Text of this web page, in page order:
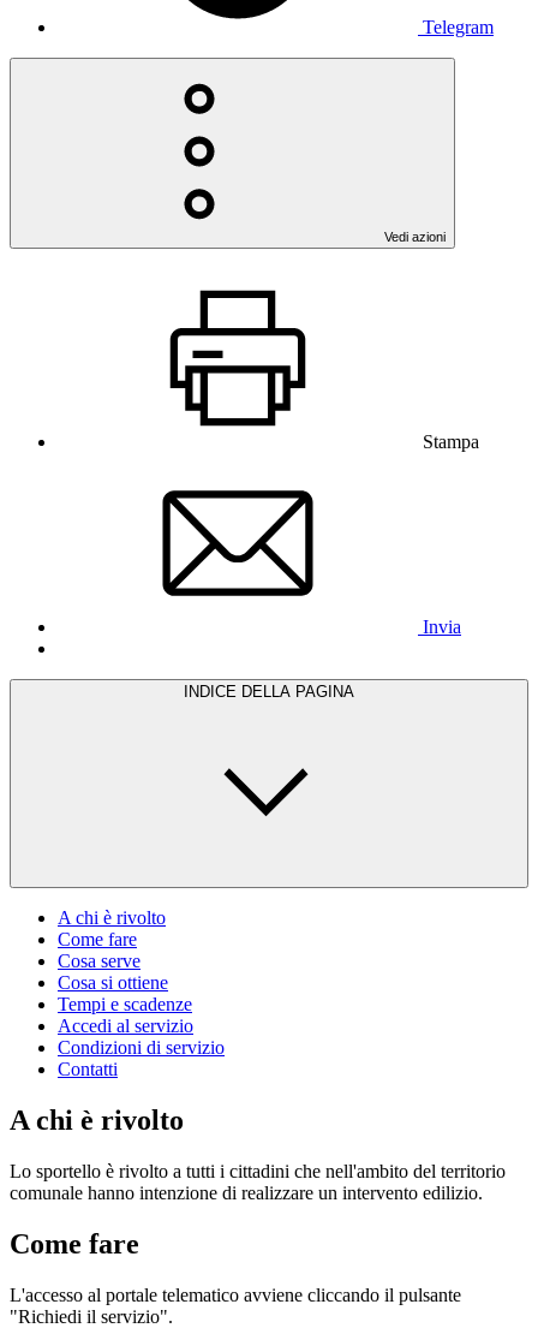
Telegram
Vedi azioni
Stampa
Invia
INDICE DELLA PAGINA
A chi è rivolto
Come fare
Cosa serve
Cosa si ottiene
Tempi e scadenze
Accedi al servizio
Condizioni di servizio
Contatti
A chi è rivolto
Lo sportello è rivolto a tutti i cittadini che nell'ambito del territorio
comunale hanno intenzione di realizzare un intervento edilizio.
Come fare
L'accesso al portale telematico avviene cliccando il pulsante
"Richiedi il servizio".